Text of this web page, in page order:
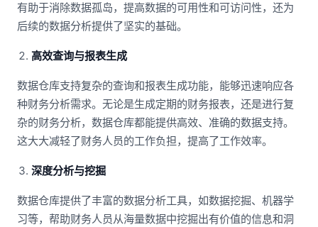
有助于消除数据孤岛，提高数据的可用性和可访问性，还为
后续的数据分析提供了坚实的基础。
高效查询与报表生成
数据仓库支持复杂的查询和报表生成功能，能够迅速响应各
种财务分析需求。无论是生成定期的财务报表，还是进行复
杂的财务分析，数据仓库都能提供高效、准确的数据支持。
这大大减轻了财务人员的工作负担，提高了工作效率。
深度分析与挖掘
数据仓库提供了丰富的数据分析工具，如数据挖掘、机器学
习等，帮助财务人员从海量数据中挖掘出有价值的信息和洞